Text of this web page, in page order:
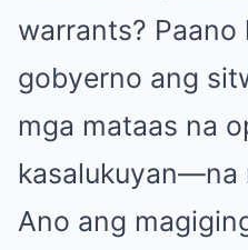
warrants? Paano
gobyerno ang
mga mataas na
kasalukuyan—na
Ano ang